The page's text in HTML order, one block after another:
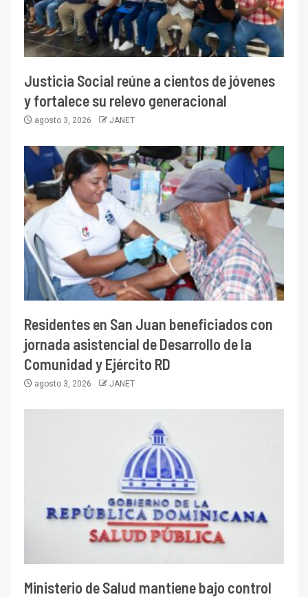
Justicia Social reúne a cientos de jóvenes
y fortalece su relevo generacional
agosto 3, 2026 JANET
Residentes en San Juan beneficiados con
jornada asistencial de Desarrollo de la
Comunidad y Ejército RD
agosto 3, 2026 JANET
Ministerio de Salud mantiene bajo control